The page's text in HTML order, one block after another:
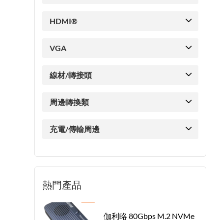
HDMI®
VGA
線材/轉接頭
周邊轉換類
充電/傳輸周邊
熱門產品
伽利略 80Gbps M.2 NVMe